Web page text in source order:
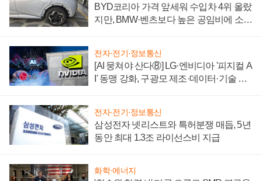
BYD코리아 가격 앞세워 수입차 4위 올랐
지만, BMW·벤츠보다 높은 공임비에 소비
전자·전기·정보통신
[AI 뭉쳐야 산다⑧] LG·엔비디아 '피지컬 A
I' 동맹 강화, 구광모 제조·데이터·기술 결
전자·전기·정보통신
삼성전자 넷리스트와 특허분쟁 매듭, 5년
동안 최대 1.3조 라이선스비 지급
화학·에너지